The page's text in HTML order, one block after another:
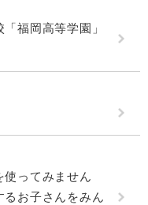
福岡高等学園」
使ってみません
お子さんをみん